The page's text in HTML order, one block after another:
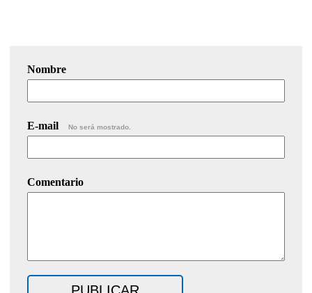
Nombre
E-mail No será mostrado.
Comentario